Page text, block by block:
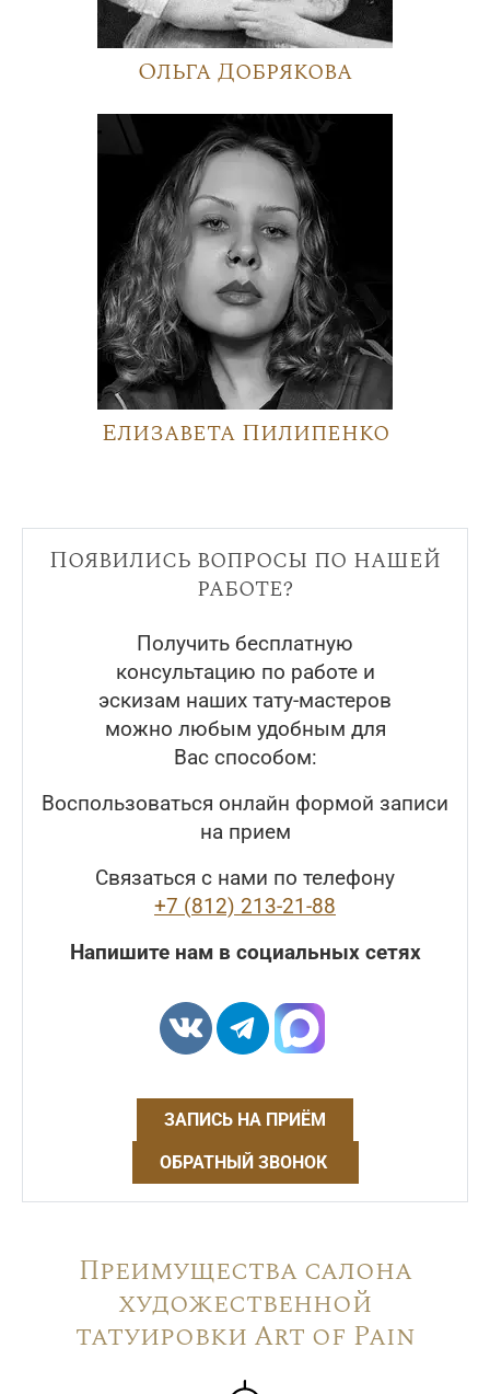
Ольга Добрякова
Елизавета Пилипенко
Появились вопросы по нашей
работе?
Получить бесплатную
консультацию по работе и
эскизам наших тату-мастеров
можно любым удобным для
Вас способом:
Воспользоваться онлайн формой записи
на прием
Связаться с нами по телефону
+7 (812) 213-21-88
Напишите нам в социальных сетях
ЗАПИСЬ НА ПРИЁМ
ОБРАТНЫЙ ЗВОНОК
Преимущества салона
художественной
татуировки Art of Pain